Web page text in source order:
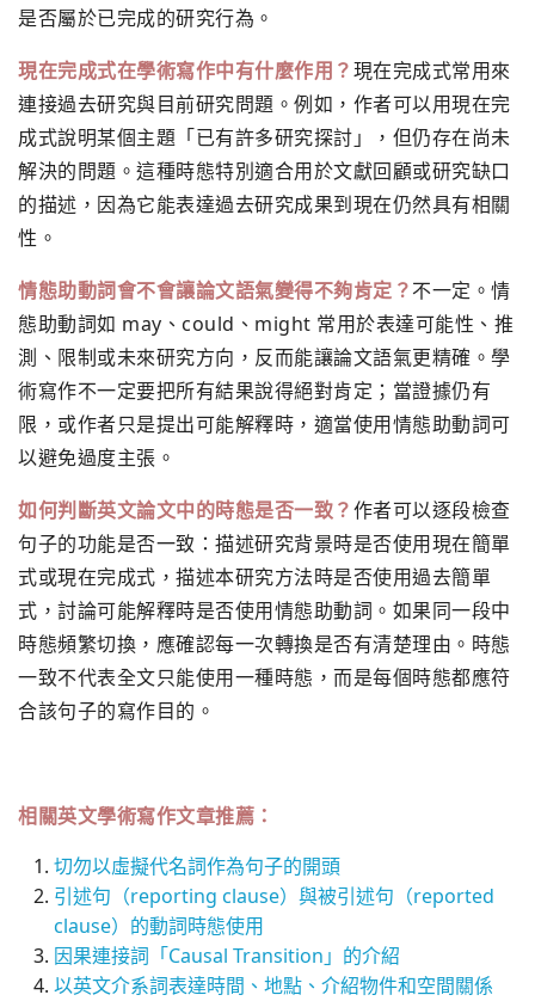
是否屬於已完成的研究行為。
現在完成式在學術寫作中有什麼作用？現在完成式常用來
連接過去研究與目前研究問題。例如，作者可以用現在完
成式說明某個主題「已有許多研究探討」，但仍存在尚未
解決的問題。這種時態特別適合用於文獻回顧或研究缺口
的描述，因為它能表達過去研究成果到現在仍然具有相關
性。
情態助動詞會不會讓論文語氣變得不夠肯定？不一定。情
態助動詞如 may、could、might 常用於表達可能性、推
測、限制或未來研究方向，反而能讓論文語氣更精確。學
術寫作不一定要把所有結果說得絕對肯定；當證據仍有
限，或作者只是提出可能解釋時，適當使用情態助動詞可
以避免過度主張。
如何判斷英文論文中的時態是否一致？作者可以逐段檢查
句子的功能是否一致：描述研究背景時是否使用現在簡單
式或現在完成式，描述本研究方法時是否使用過去簡單
式，討論可能解釋時是否使用情態助動詞。如果同一段中
時態頻繁切換，應確認每一次轉換是否有清楚理由。時態
一致不代表全文只能使用一種時態，而是每個時態都應符
合該句子的寫作目的。
相關英文學術寫作文章推薦：
切勿以虛擬代名詞作為句子的開頭
引述句（reporting clause）與被引述句（reported
clause）的動詞時態使用
因果連接詞「Causal Transition」的介紹
以英文介系詞表達時間、地點、介紹物件和空間關係